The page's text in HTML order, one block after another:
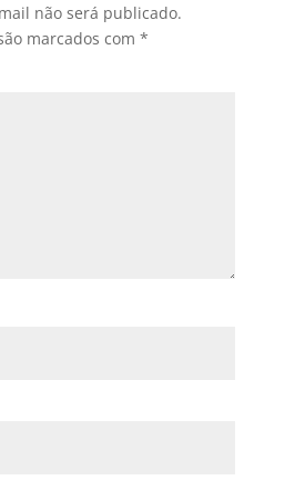
não será publicado.
marcados com *